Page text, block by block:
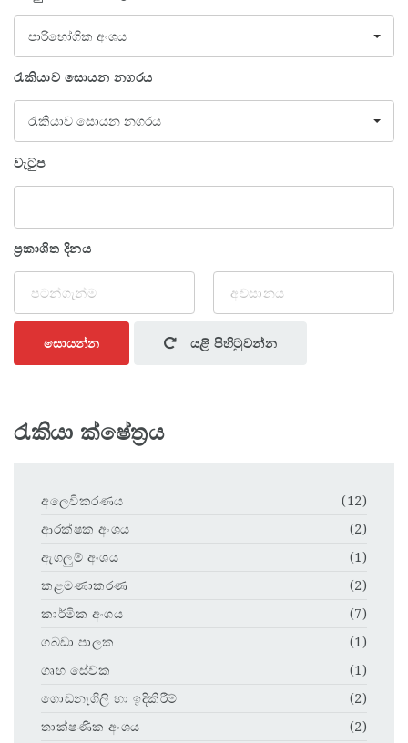
පාරිභෝගික අංශය
රැකියාව සොයන නගරය
රැකියාව සොයන නගරය
වැටුප
ප්‍රකාශිත දිනය
සොයන්න යළි පිහිටුවන්න
රැකියා ක්ෂේත්‍රය
අලෙවිකරණය
(12)
ආරක්ෂක අංශය
(2)
ඇගලුම් අංශය
(1)
කළමණාකරණ
(2)
කාර්මික අංශය
(7)
ගබඩා පාලක
(1)
ගෘහ සේවක
(1)
ගොඩනැගිලි හා ඉදිකිරීම්
(2)
තාක්ෂණික අංශය
(2)